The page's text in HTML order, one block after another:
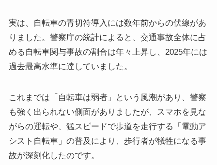
実は、自転車の青切符導入には数年前からの伏線があ
りました。警察庁の統計によると、交通事故全体に占
める自転車関与事故の割合は年々上昇し、2025年には
過去最高水準に達していました。
これまでは「自転車は弱者」という風潮があり、警察
も強く出られない側面がありましたが、スマホを見な
がらの運転や、猛スピードで歩道を走行する「電動ア
シスト自転車」の普及により、歩行者が犠牲になる事
故が深刻化したのです。